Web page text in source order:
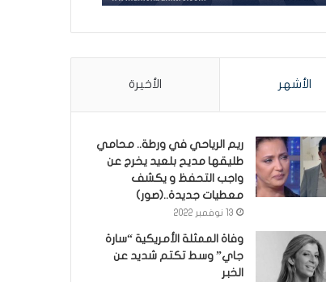
الأشهر الأخيرة
ريم الرياحي في ورطة.. محامي
طليقها مديح بلعيد يخرج عن
واجب التحفظ و يكشف
معطيات جديدة..(صور)
13 نوفمبر 2022
وفاة الممثلة الأمريكية “سارة
جاي” وسط تكتم شديد عن
الخبر